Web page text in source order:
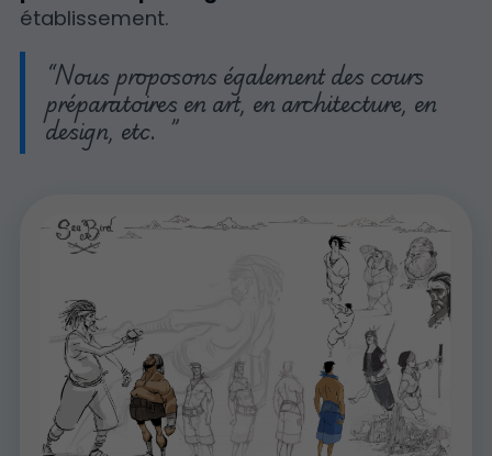
établissement.
Nous proposons également des cours
préparatoires en art, en architecture, en
design, etc.